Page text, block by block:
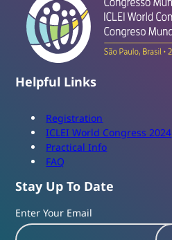
Helpful Links
Registration
ICLEI World Congress 2024
Practical Info
FAQ
Stay Up To Date
Enter Your Email